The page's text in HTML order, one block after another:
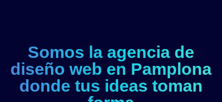
Somos la agencia de
diseño web en Pamplona
donde tus ideas toman